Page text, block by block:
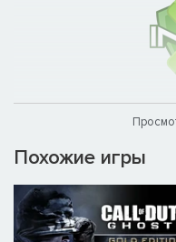
Похожие игры